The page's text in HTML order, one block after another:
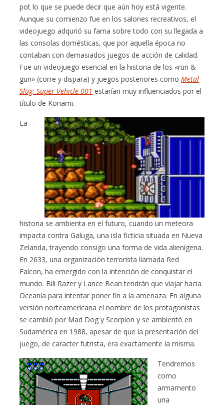
pot lo que se puede decir que aún hoy está vigente.
Aunque su comienzo fue en los salones recreativos, el
videojuego adqurió su fama sobre todo con su llegada a
las consolas domésticas, que por aquella época no
contaban con demasiados juegos de acción de calidad.
Fue un videojuego esencial en la historia de los «run &
gun» (corre y dispara) y juegos posteriores comoMetal
Slug: Super Vehicle-001 estarían muy influenciados por el
título de Konami.
La
historia se ambienta en el futuro, cuando un meteora
impacta contra Galuga, una isla ficticia situada en Nueva
Zelanda, trayendo consigo una forma de vida alienígena.
En 2633, una organización terrorista llamada Red
Falcon, ha emergido con la intención de conquistar el
mundo. Bill Razer y Lance Bean tendrán que viajar hacia
Oceanía para intentar poner fin a la amenaza. En alguna
versión norteamericana el nombre de los protagonistas
se cambió por Mad Dog y Scorpion y se ambientó en
Sudamérica en 1988, apesar de que la presentación del
juego, de caracter futrista, era exactamente la misma.
Tendremos
como
armamento
una